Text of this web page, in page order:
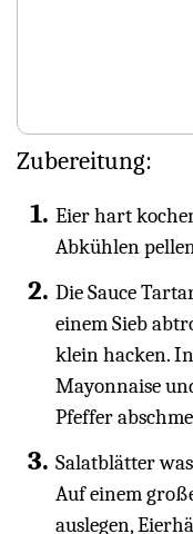
Zubereitung:
Eier hart
Abkühlen
Die Sauce
einem Sieb
klein hacken.
Mayonnaise
Pfeffer
Salatblätter
Auf einem
auslegen,